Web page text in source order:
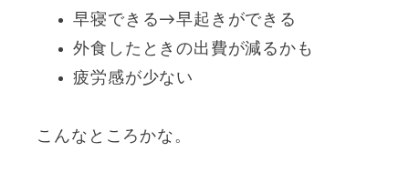
早寝できる→早起きができる
外食したときの出費が減るかも
疲労感が少ない
こんなところかな。